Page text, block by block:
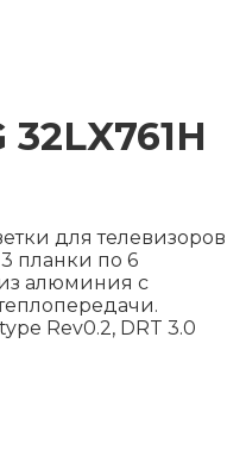
для телевизоров
планки по 6
алюминия с
Rev0.2, DRT 3.0